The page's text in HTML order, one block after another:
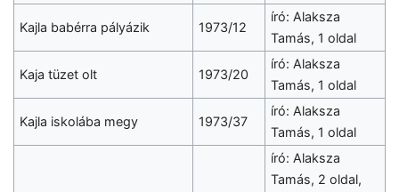
Kajla babérra pályázik 1973/12
író: Alaksza
Tamás, 1 oldal
Kaja tüzet olt 1973/20
író: Alaksza
Tamás, 1 oldal
Kajla iskolába megy 1973/37
író: Alaksza
Tamás, 1 oldal
író: Alaksza
Tamás, 2 oldal,